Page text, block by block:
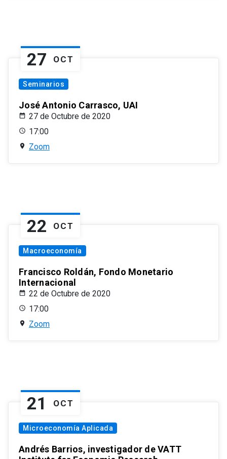
27 OCT
Seminarios
José Antonio Carrasco, UAI
27 de Octubre de 2020
17:00
Zoom
22 OCT
Macroeconomía
Francisco Roldán, Fondo Monetario
Internacional
22 de Octubre de 2020
17:00
Zoom
21 OCT
Microeconomía Aplicada
Andrés Barrios, investigador de VATT